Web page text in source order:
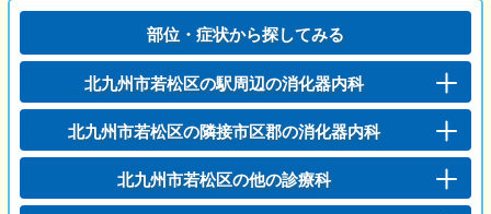
部位・症状から探してみる
北九州市若松区の駅周辺の消化器内科
北九州市若松区の隣接市区郡の消化器内科
北九州市若松区の他の診療科